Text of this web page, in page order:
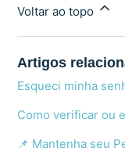
Voltar ao topo
Artigos
Esqueci minha
Como verificar ou
📌 Mantenha seu